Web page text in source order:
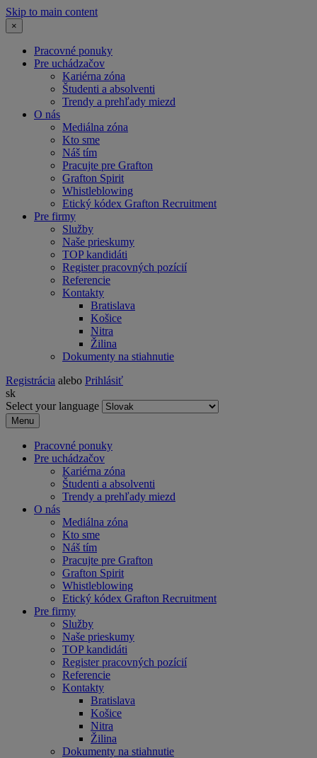
Skip to main content
×
Pracovné ponuky
Pre uchádzačov
Kariérna zóna
Študenti a absolventi
Trendy a prehľady miezd
O nás
Mediálna zóna
Kto sme
Náš tím
Pracujte pre Grafton
Grafton Spirit
Whistleblowing
Etický kódex Grafton Recruitment
Pre firmy
Služby
Naše prieskumy
TOP kandidáti
Register pracovných pozícií
Referencie
Kontakty
Bratislava
Košice
Nitra
Žilina
Dokumenty na stiahnutie
Registrácia alebo Prihlásiť
sk
Select your language
Menu
Pracovné ponuky
Pre uchádzačov
Kariérna zóna
Študenti a absolventi
Trendy a prehľady miezd
O nás
Mediálna zóna
Kto sme
Náš tím
Pracujte pre Grafton
Grafton Spirit
Whistleblowing
Etický kódex Grafton Recruitment
Pre firmy
Služby
Naše prieskumy
TOP kandidáti
Register pracovných pozícií
Referencie
Kontakty
Bratislava
Košice
Nitra
Žilina
Dokumenty na stiahnutie